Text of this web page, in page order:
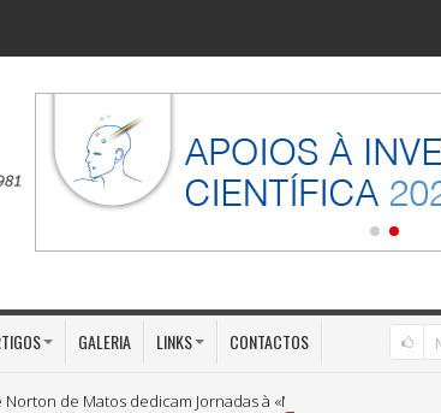
GALERIA LINKS CONTACTOS
de Matos dedicam Jornadas à «Medicina Preventiva»